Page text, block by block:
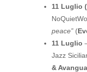
11 Luglio
peace” (
11 Luglio
Jazz
&